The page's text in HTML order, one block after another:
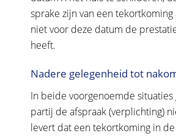
sprake zijn van een
niet voor deze datum de
heeft.
Nadere gelegenheid tot
In beide voorgenoemde
partij de afspraak (verplichting)
levert dat een tekortkoming in